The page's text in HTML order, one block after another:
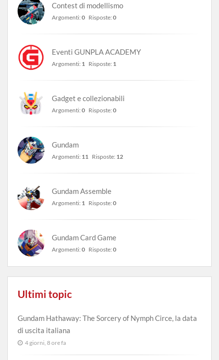
Contest di modellismo
Argomenti: 0 Risposte: 0
Eventi GUNPLA ACADEMY
Argomenti: 1 Risposte: 1
Gadget e collezionabili
Argomenti: 0 Risposte: 0
Gundam
Argomenti: 11 Risposte: 12
Gundam Assemble
Argomenti: 1 Risposte: 0
Gundam Card Game
Argomenti: 0 Risposte: 0
Ultimi topic
Gundam Hathaway: The Sorcery of Nymph Circe, la data
di uscita italiana
4 giorni, 8 ore fa